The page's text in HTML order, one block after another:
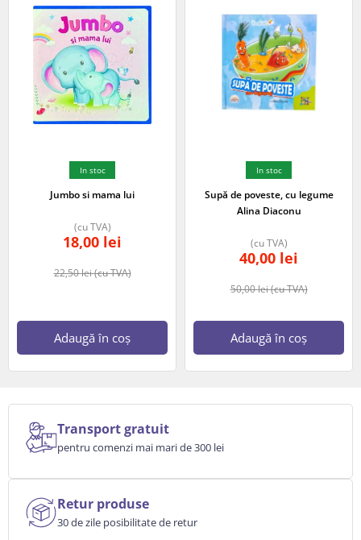
In stoc
Jumbo si mama lui
22,50lei(cu TVA)
18,00 lei
(cu TVA)
Adaugă în coș
In stoc
Supă de poveste, cu legume
Alina Diaconu
50,00lei(cu TVA)
40,00 lei
(cu TVA)
Adaugă în coș
Transport gratuit
pentru comenzi mai mari de 300 lei
Retur produse
30 de zile posibilitate de retur